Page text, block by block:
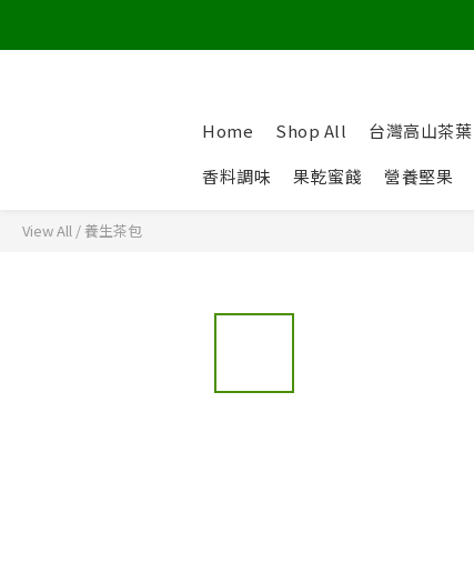
Home Shop All 台灣高山茶葉
香料調味
果乾蜜餞 營養堅果
View All / 養生茶包